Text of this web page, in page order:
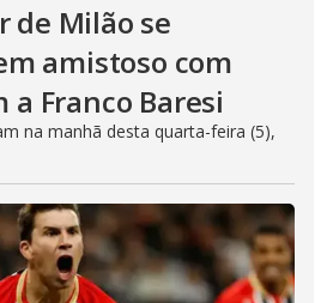
de Milão se
amistoso com
a Franco Baresi
na manhã desta quarta-feira (5),